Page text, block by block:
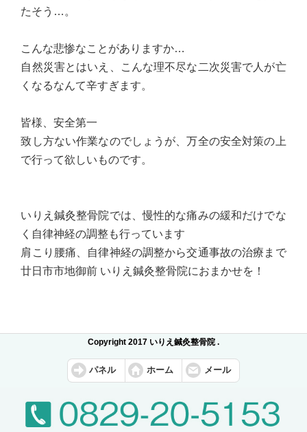
たそう…。
こんな悲惨なことがありますか…
自然災害とはいえ、こんな理不尽な二次災害で人が亡
くなるなんて辛すぎます。
皆様、安全第一
致し方ない作業なのでしょうが、万全の安全対策の上
で行って欲しいものです。
いりえ鍼灸整骨院では、慢性的な痛みの緩和だけでな
く自律神経の調整も行っています
肩こり腰痛、自律神経の調整から交通事故の治療まで
廿日市市地御前 いりえ鍼灸整骨院におまかせを！
Copyright 2017 いりえ鍼灸整骨院 .
パネル ホーム メール